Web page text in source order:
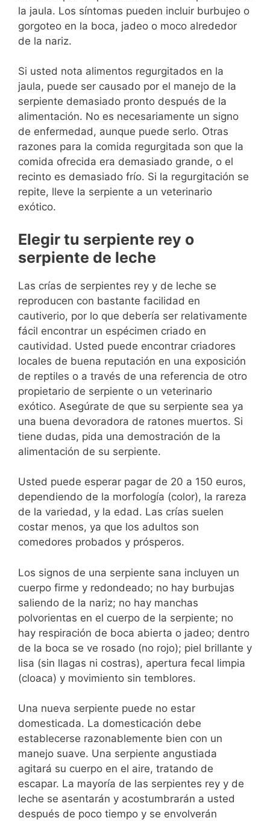
la jaula. Los síntomas pueden incluir burbujeo o
gorgoteo en la boca, jadeo o moco alrededor
de la nariz.
Si usted nota alimentos regurgitados en la
jaula, puede ser causado por el manejo de la
serpiente demasiado pronto después de la
alimentación. No es necesariamente un signo
de enfermedad, aunque puede serlo. Otras
razones para la comida regurgitada son que la
comida ofrecida era demasiado grande, o el
recinto es demasiado frío. Si la regurgitación se
repite, lleve la serpiente a un veterinario
exótico.
Elegir tu serpiente rey o
serpiente de leche
Las crías de serpientes rey y de leche se
reproducen con bastante facilidad en
cautiverio, por lo que debería ser relativamente
fácil encontrar un espécimen criado en
cautividad. Usted puede encontrar criadores
locales de buena reputación en una exposición
de reptiles o a través de una referencia de otro
propietario de serpiente o un veterinario
exótico. Asegúrate de que su serpiente sea ya
una buena devoradora de ratones muertos. Si
tiene dudas, pida una demostración de la
alimentación de su serpiente.
Usted puede esperar pagar de 20 a 150 euros,
dependiendo de la morfología (color), la rareza
de la variedad, y la edad. Las crías suelen
costar menos, ya que los adultos son
comedores probados y prósperos.
Los signos de una serpiente sana incluyen un
cuerpo firme y redondeado; no hay burbujas
saliendo de la nariz; no hay manchas
polvorientas en el cuerpo de la serpiente; no
hay respiración de boca abierta o jadeo; dentro
de la boca se ve rosado (no rojo); piel brillante y
lisa (sin llagas ni costras), apertura fecal limpia
(cloaca) y movimiento sin temblores.
Una nueva serpiente puede no estar
domesticada. La domesticación debe
establecerse razonablemente bien con un
manejo suave. Una serpiente angustiada
agitará su cuerpo en el aire, tratando de
escapar. La mayoría de las serpientes rey y de
leche se asentarán y acostumbrarán a usted
después de poco tiempo y se envolverán